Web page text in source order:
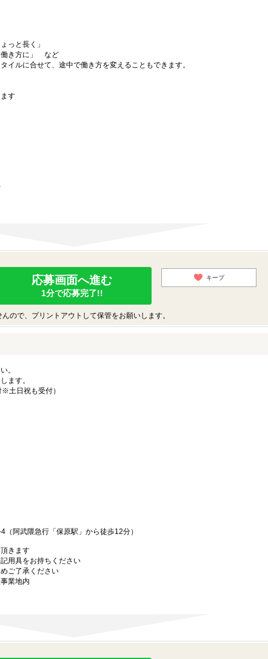
っと長く」
働き方に」 など
イルに合せて、途中で働き方を変えることもできます。
す
応募画面へ進む
1分で応募完了!!
キープ
ので、プリントアウトして保管をお願いします。
。
ます。
土日祝も受付）
阿武隈急行「保原駅」から徒歩12分）
きます
用具をお持ちください
ご了承ください
業地内